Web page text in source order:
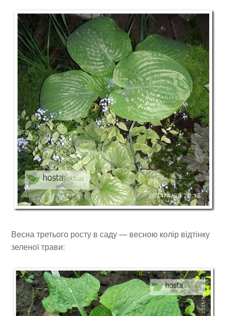
Весна третього росту в саду — весною колір відтінку
зеленої трави: